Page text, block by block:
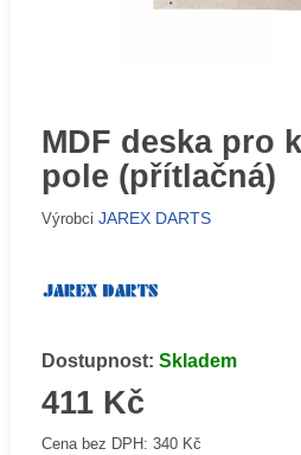
MDF deska pro
pole (přítlačná)
Výrobci JAREX DARTS
Dostupnost: Skladem
411 Kč
Cena bez DPH: 340 Kč